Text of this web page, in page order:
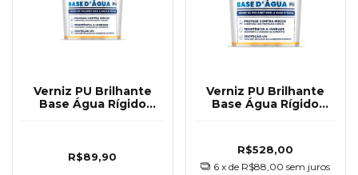
Verniz PU Brilhante
Base Água Rígido
R$89,90
Verniz PU Brilhante
Base Água Rígido
R$528,00
6 x de R$88,00 sem juros